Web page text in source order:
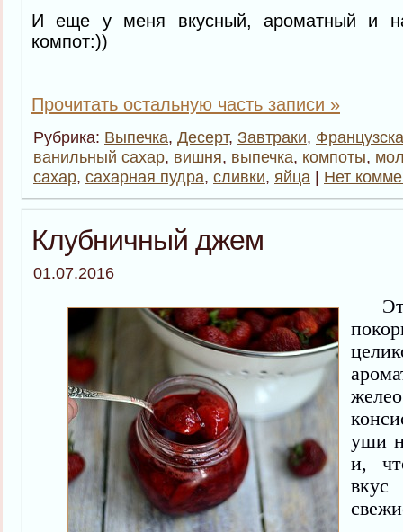
И еще у меня вкусный, ароматный и
компот:))
Прочитать остальную часть записи »
Рубрика: Выпечка, Десерт, Завтраки,
ванильный сахар, вишня, выпечка, компоты,
сахар, сахарная пудра, сливки, яйца | Нет
Клубничный джем
01.07.2016
уши
и,
вкус